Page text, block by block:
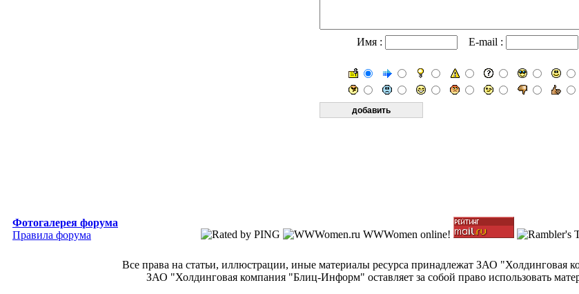
Имя : E-mail :
Фотогалерея форума
Правила форума
Все права на статьи, иллюстрации, иные материалы ресурса принадлежат ЗАО "Холдинговая
ЗАО "Холдинговая компания "Блиц-Информ" оставляет за собой право использовать